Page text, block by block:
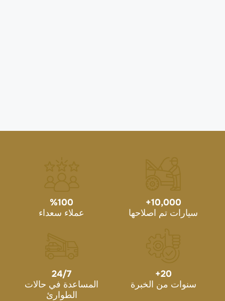
10,000
+
سيارات تم اصلاحها
100
%
عملاء سعداء
20
+
سنوات من الخبرة
24/7
المساعدة في حالات
الطوارئ